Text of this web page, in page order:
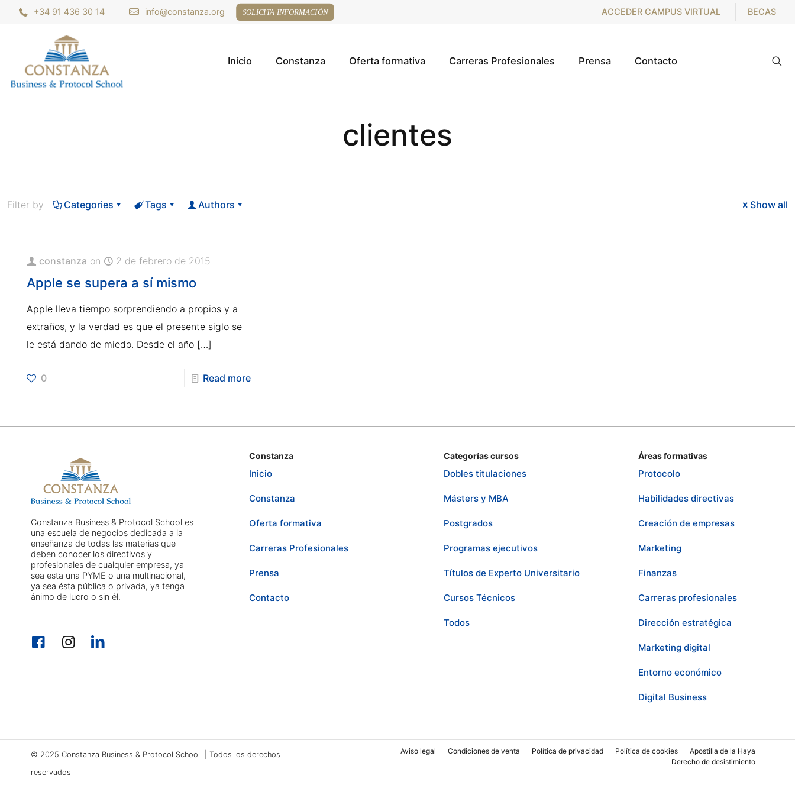
+34 91 436 30 14 info@constanza.org SOLICITA INFORMACIÓN ACCEDER CAMPUS VIRTUAL BECAS
Inicio Constanza Oferta formativa Carreras Profesionales Prensa Contacto
clientes
Filter by Categories Tags Authors Show all
constanza on 2 de febrero de 2015
Apple se supera a sí mismo
Apple lleva tiempo sorprendiendo a propios y a
extraños, y la verdad es que el presente siglo se
le está dando de miedo. Desde el año […]
0 Read more
Constanza Business & Protocol School es
una escuela de negocios dedicada a la
enseñanza de todas las materias que
deben conocer los directivos y
profesionales de cualquier empresa, ya
sea esta una PYME o una multinacional,
ya sea ésta pública o privada, ya tenga
ánimo de lucro o sin él.
Constanza
Inicio
Constanza
Oferta formativa
Carreras Profesionales
Prensa
Contacto
Categorías cursos
Dobles titulaciones
Másters y MBA
Postgrados
Programas ejecutivos
Títulos de Experto Universitario
Cursos Técnicos
Todos
Áreas formativas
Protocolo
Habilidades directivas
Creación de empresas
Marketing
Finanzas
Carreras profesionales
Dirección estratégica
Marketing digital
Entorno económico
Digital Business
© 2025 Constanza Business & Protocol School | Todos los derechos
reservados
Aviso legal Condiciones de venta Política de privacidad Política de cookies
Apostilla de la Haya
Derecho de desistimiento